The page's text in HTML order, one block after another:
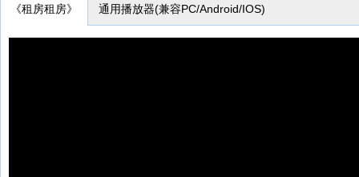
《租房租房》 通用播放器(兼容PC/Android/IOS)